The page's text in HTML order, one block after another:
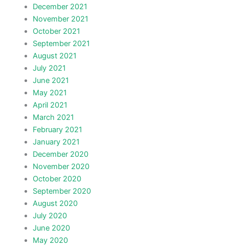
December 2021
November 2021
October 2021
September 2021
August 2021
July 2021
June 2021
May 2021
April 2021
March 2021
February 2021
January 2021
December 2020
November 2020
October 2020
September 2020
August 2020
July 2020
June 2020
May 2020